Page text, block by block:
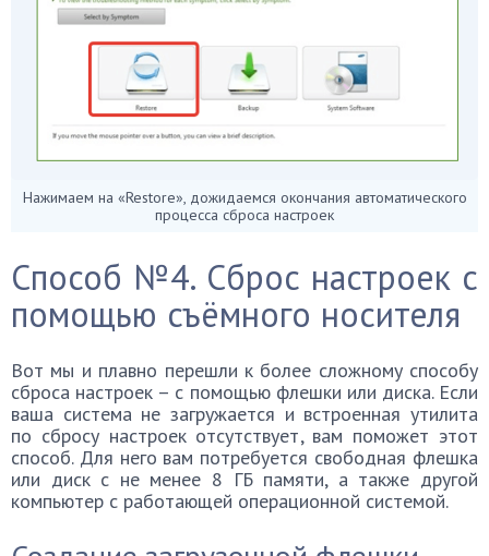
Нажимаем на «Restore», дожидаемся окончания автоматического
процесса сброса настроек
Способ №4. Сброс настроек с
помощью съёмного носителя
Вот мы и плавно перешли к более сложному способу
сброса настроек – с помощью флешки или диска. Если
ваша система не загружается и встроенная утилита
по сбросу настроек отсутствует, вам поможет этот
способ. Для него вам потребуется свободная флешка
или диск с не менее 8 ГБ памяти, а также другой
компьютер с работающей операционной системой.